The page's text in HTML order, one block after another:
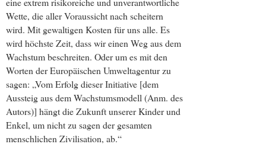
Wette, die aller Voraussicht nach scheitern
wird. Mit gewaltigen Kosten für uns alle. Es
wird höchste Zeit, dass wir einen Weg aus dem
Wachstum beschreiten. Oder um es mit den
Worten der Europäischen Umweltagentur zu
sagen: „Vom Erfolg dieser Initiative [dem
Aussteig aus dem Wachstumsmodell (Anm. des
Autors)] hängt die Zukunft unserer Kinder und
Enkel, um nicht zu sagen der gesamten
menschlichen Zivilisation, ab.“